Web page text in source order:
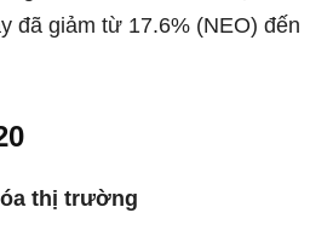
đã giảm từ 17.6% (NEO) đến
thị trường